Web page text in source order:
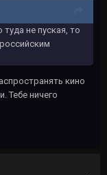
не пуская, то
кино
Тебе ничего